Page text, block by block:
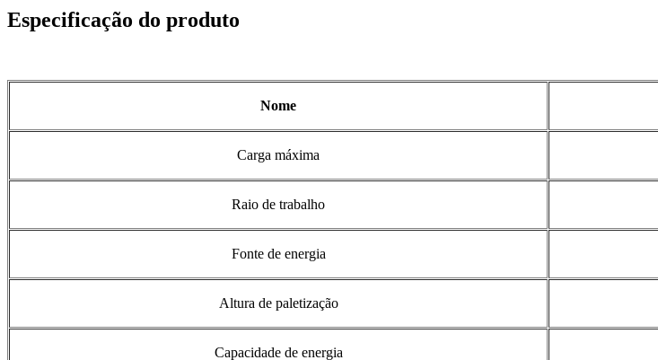
Especificação do produto
Nome
Carga máxima
Raio de trabalho
Fonte de energia
Altura de paletização
Capacidade de energia